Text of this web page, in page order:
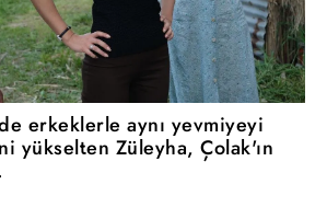
erkeklerle aynı yevmiyeyi
yükselten Züleyha, Çolak'ın